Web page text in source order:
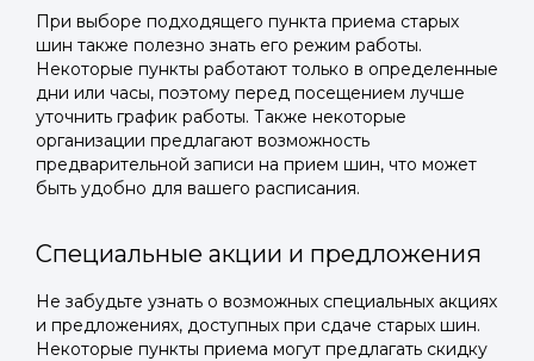
При выборе подходящего пункта приема старых
шин также полезно знать его режим работы.
Некоторые пункты работают только в определенные
дни или часы, поэтому перед посещением лучше
уточнить график работы. Также некоторые
организации предлагают возможность
предварительной записи на прием шин, что может
быть удобно для вашего расписания.
Специальные акции и предложения
Не забудьте узнать о возможных специальных акциях
и предложениях, доступных при сдаче старых шин.
Некоторые пункты приема могут предлагать скидку